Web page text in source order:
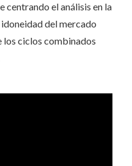
centrando el análisis en la
del mercado
los ciclos combinados